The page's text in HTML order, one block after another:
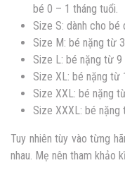
bé 0 – 1 tháng tuổi.
Size S: dành cho bé
Size M: bé nặng từ
Size L: bé nặng từ 9
Size XL: bé nặng từ
Size XXL: bé nặng
Size XXXL: bé
Tuy nhiên tùy vào từng
nhau. Mẹ nên tham khảo